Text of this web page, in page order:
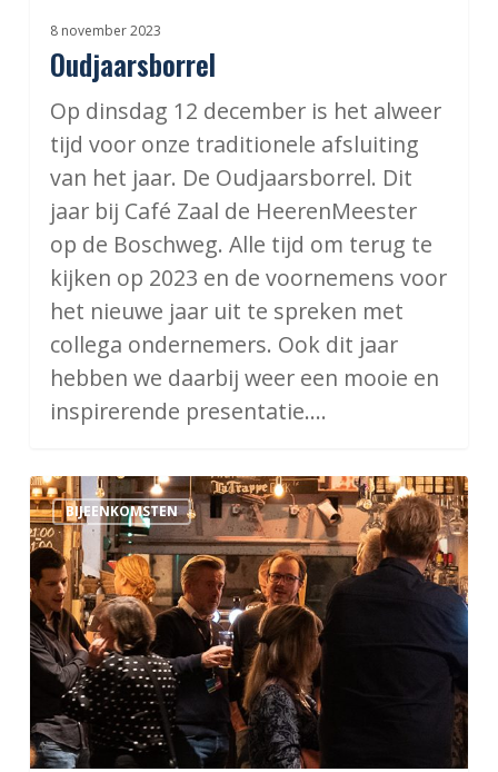
8 november 2023
Oudjaarsborrel
Op dinsdag 12 december is het alweer
tijd voor onze traditionele afsluiting
van het jaar. De Oudjaarsborrel. Dit
jaar bij Café Zaal de HeerenMeester
op de Boschweg. Alle tijd om terug te
kijken op 2023 en de voornemens voor
het nieuwe jaar uit te spreken met
collega ondernemers. Ook dit jaar
hebben we daarbij weer een mooie en
inspirerende presentatie.…
Beholders
2023BIJEENKOMSTEN